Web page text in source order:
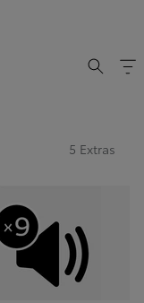
5 Extras